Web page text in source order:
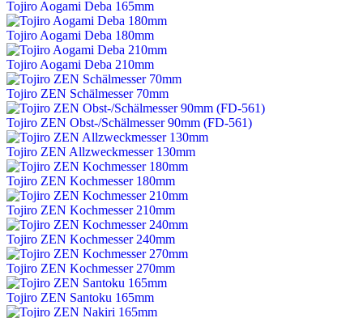
Tojiro Aogami Deba 165mm
Tojiro Aogami Deba 180mm
Tojiro Aogami Deba 210mm
Tojiro ZEN Schälmesser 70mm
Tojiro ZEN Obst-/Schälmesser 90mm (FD-561)
Tojiro ZEN Allzweckmesser 130mm
Tojiro ZEN Kochmesser 180mm
Tojiro ZEN Kochmesser 210mm
Tojiro ZEN Kochmesser 240mm
Tojiro ZEN Kochmesser 270mm
Tojiro ZEN Santoku 165mm